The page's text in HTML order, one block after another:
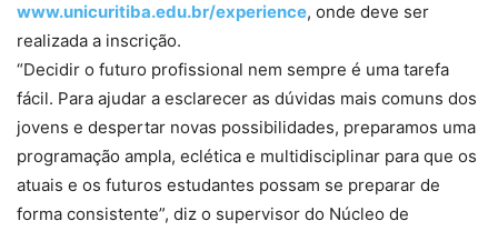
www.unicuritiba.edu.br/experience, onde deve ser
realizada a inscrição.
“Decidir o futuro profissional nem sempre é uma tarefa
fácil. Para ajudar a esclarecer as dúvidas mais comuns dos
jovens e despertar novas possibilidades, preparamos uma
programação ampla, eclética e multidisciplinar para que os
atuais e os futuros estudantes possam se preparar de
forma consistente”, diz o supervisor do Núcleo de